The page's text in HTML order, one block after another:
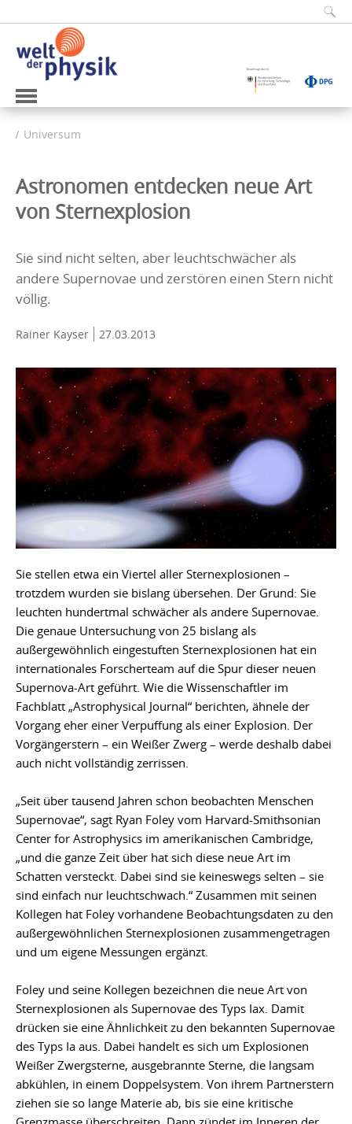
Universum
Astronomen entdecken neue Art
von Sternexplosion
Sie sind nicht selten, aber leuchtschwächer als
andere Supernovae und zerstören einen Stern nicht
völlig.
Rainer Kayser 27.03.2013
Sie stellen etwa ein Viertel aller Sternexplosionen –
trotzdem wurden sie bislang übersehen. Der Grund: Sie
leuchten hundertmal schwächer als andere Supernovae.
Die genaue Untersuchung von 25 bislang als
außergewöhnlich eingestuften Sternexplosionen hat ein
internationales Forscherteam auf die Spur dieser neuen
Supernova-Art geführt. Wie die Wissenschaftler im
Fachblatt „Astrophysical Journal“ berichten, ähnele der
Vorgang eher einer Verpuffung als einer Explosion. Der
Vorgängerstern – ein Weißer Zwerg – werde deshalb dabei
auch nicht vollständig zerrissen.
„Seit über tausend Jahren schon beobachten Menschen
Supernovae“, sagt Ryan Foley vom Harvard-Smithsonian
Center for Astrophysics im amerikanischen Cambridge,
„und die ganze Zeit über hat sich diese neue Art im
Schatten versteckt. Dabei sind sie keineswegs selten – sie
sind einfach nur leuchtschwach.“ Zusammen mit seinen
Kollegen hat Foley vorhandene Beobachtungsdaten zu den
außergewöhnlichen Sternexplosionen zusammengetragen
und um eigene Messungen ergänzt.
Foley und seine Kollegen bezeichnen die neue Art von
Sternexplosionen als Supernovae des Typs Iax. Damit
drücken sie eine Ähnlichkeit zu den bekannten Supernovae
des Typs Ia aus. Dabei handelt es sich um Explosionen
Weißer Zwergsterne, ausgebrannte Sterne, die langsam
abkühlen, in einem Doppelsystem. Von ihrem Partnerstern
ziehen sie so lange Materie ab, bis sie eine kritische